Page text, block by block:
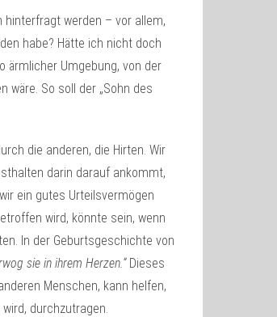
werden – vor allem,
habe? Hätte ich nicht doch
ärmlicher Umgebung, von der
wäre. So soll der „Sohn des
die anderen, die Hirten. Wir
darin darauf ankommt,
ein gutes Urteilsvermögen
wird, könnte sein, wenn
In der Geburtsgeschichte von
sie in ihrem Herzen.“ Dieses
Menschen, kann helfen,
durchzutragen.